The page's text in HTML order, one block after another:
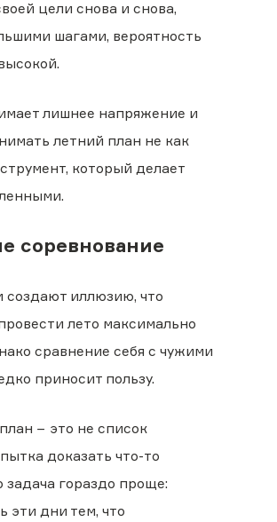
цели снова и снова,
шагами, вероятность
лишнее напряжение и
летний план не как
который делает
соревнование
создают иллюзию, что
лето максимально
сравнение себя с чужими
приносит пользу.
− это не список
доказать что-то
гораздо проще:
эти дни тем, что